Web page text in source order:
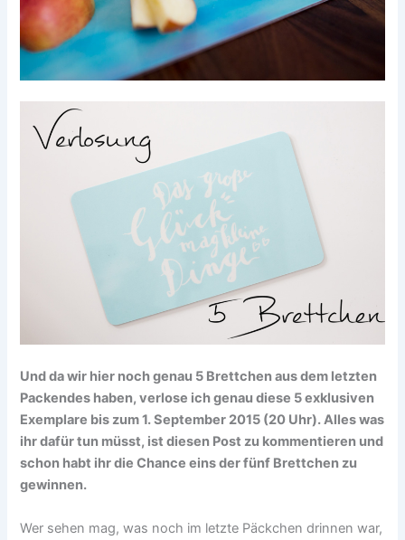
Und da wir hier noch genau 5 Brettchen aus dem letzten
Packendes haben, verlose ich genau diese 5 exklusiven
Exemplare bis zum 1. September 2015 (20 Uhr). Alles was
ihr dafür tun müsst, ist diesen Post zu kommentieren und
schon habt ihr die Chance eins der fünf Brettchen zu
gewinnen.
Wer sehen mag, was noch im letzte Päckchen drinnen war,